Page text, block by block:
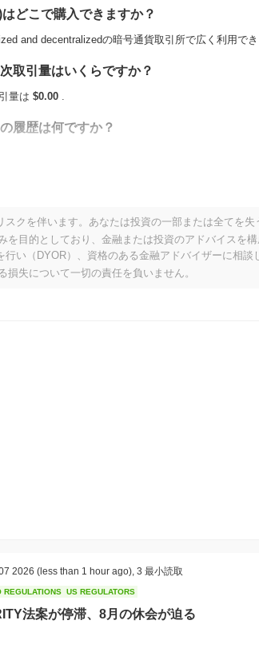
どこで購入できますか？
and decentralizedの暗号通貨取引所で広く利用でき
取引量はいくらですか？
量は $0.00 .
履歴は何ですか？
な暗号市場と比較してどのようなパフォ
上昇し、1.06% の上昇を記録した全体の暗号市場を
価格アクションにおける一時的な遅れを示していま
クを伴います。あなたは投資の一部または全てを失
を目的としており、金融または投資のアドバイスを
い（DYOR）、資格のある金融アドバイザーに相談
失について一切の責任を負いません。
2026 (less than 1 hour ago) 3 最小読取
REGULATIONS US REGULATORS
法案が停滞、8月の休会が迫る